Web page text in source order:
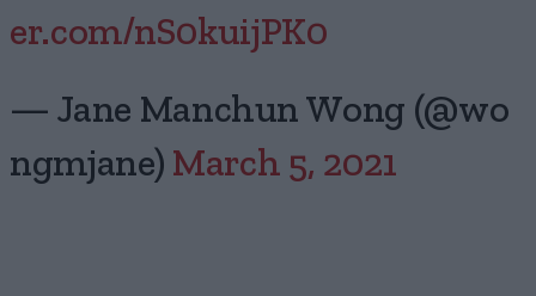
er.com/nS0kuijPK0
— Jane Manchun Wong (@wo
ngmjane) March 5, 2021